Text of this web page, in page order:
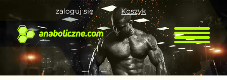
Koszyk
zaloguj się